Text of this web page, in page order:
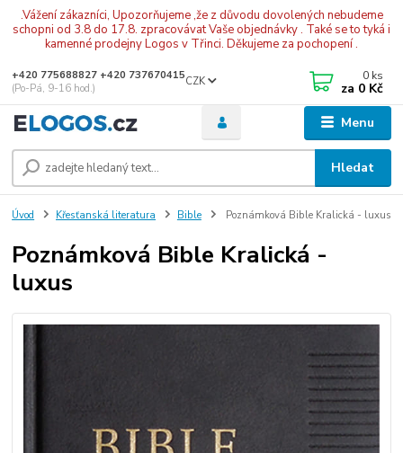
.Vážení zákazníci, Upozorňujeme ,že z důvodu dovolených nebudeme
schopni od 3.8 do 17.8. zpracovávat Vaše objednávky . Také se to tyká i
kamenné prodejny Logos v Třinci. Děkujeme za pochopení .
Menu
CZK
Hledat
+420 775688827 +420 737670415
(Po-Pá, 9-16 hod.)
0 ks
za 0 Kč
Úvod Křesťanská literatura Bible Poznámková Bible Kralická - luxus
Poznámková Bible Kralická -
luxus